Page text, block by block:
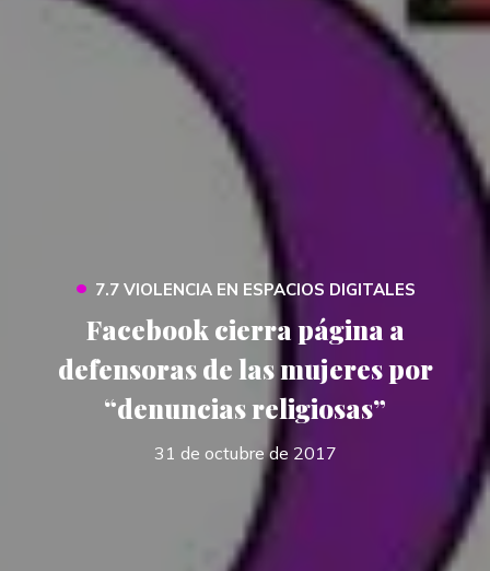
• 7.7 VIOLENCIA EN ESPACIOS DIGITALES
Facebook cierra página a
defensoras de las mujeres por
“denuncias religiosas”
31 de octubre de 2017